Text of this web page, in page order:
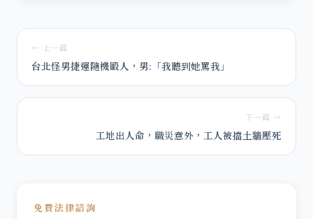
← 上一篇
台北怪男捷運隨機毆人，男:「我聽到她罵我」
下一篇 →
工地出人命，職災意外，工人被擋土牆壓死
免費法律諮詢